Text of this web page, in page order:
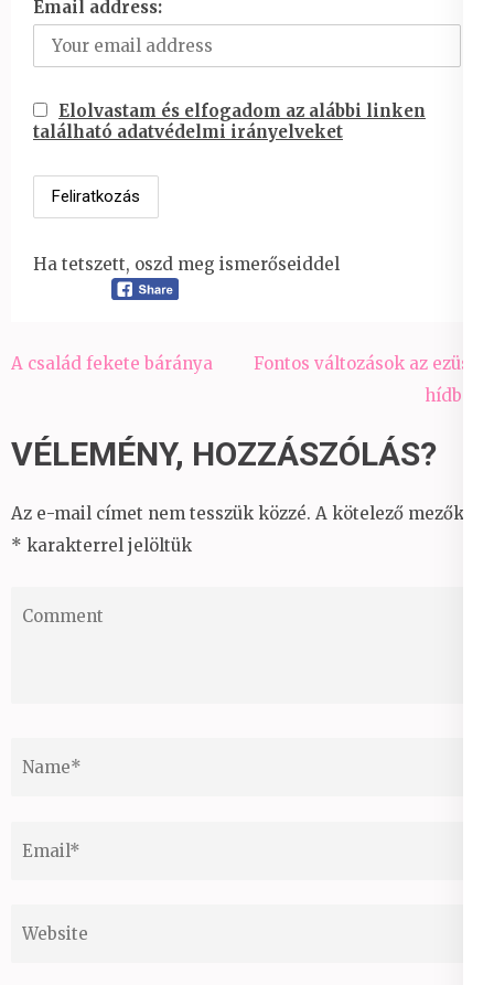
Email address:
Elolvastam és elfogadom az alábbi linken
található adatvédelmi irányelveket
Ha tetszett, oszd meg ismerőseiddel
Bejegyzés
A család fekete báránya
Fontos változások az ezüst-
hídban
VÉLEMÉNY, HOZZÁSZÓLÁS?
Az e-mail címet nem tesszük közzé. A kötelező mezőket
* karakterrel jelöltük